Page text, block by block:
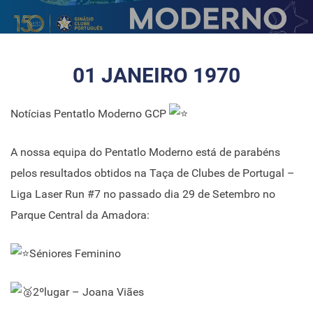
01 JANEIRO 1970
Notícias Pentatlo Moderno GCP
A nossa equipa do Pentatlo Moderno está de parabéns
pelos resultados obtidos na Taça de Clubes de Portugal –
Liga Laser Run #7 no passado dia 29 de Setembro no
Parque Central da Amadora:
Séniores Feminino
2ºlugar – Joana Viães